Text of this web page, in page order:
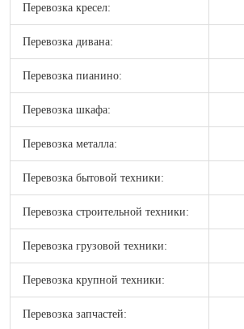
Перевозка кресел:
Перевозка дивана:
Перевозка пианино:
Перевозка шкафа:
Перевозка металла:
Перевозка бытовой техники:
Перевозка строительной техники:
Перевозка грузовой техники:
Перевозка крупной техники:
Перевозка запчастей: